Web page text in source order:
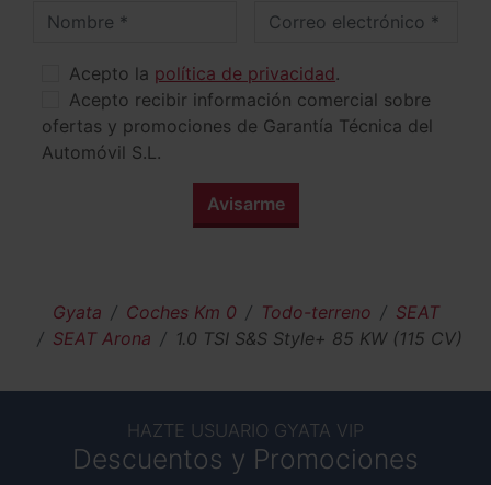
Nombre Correo electrónico
Acepto la política de privacidad.
Acepto recibir información comercial sobre
ofertas y promociones de Garantía Técnica del
Automóvil S.L.
Avisarme
Gyata Coches Km 0 Todo-terreno
SEAT
SEAT Arona
1.0 TSI S&S Style+ 85 KW (115 CV)
HAZTE USUARIO GYATA VIP
Descuentos y Promociones